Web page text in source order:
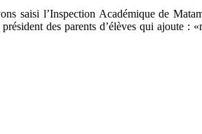
saisi l’Inspection Académique de
des parents d’élèves qui ajoute :